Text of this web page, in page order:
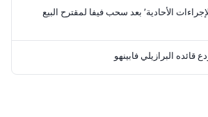
الأحادية’ بعد سحب فيفا لمقترح البيع
قائده البرازيلي فابينهو